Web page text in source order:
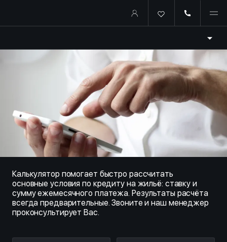
Купить квартиру в ипотеку
Калькулятор помогает быстро рассчитать
основные условия по кредиту на жильё: ставку и
сумму ежемесячного платежа. Результаты расчёта
всегда предварительные. Звоните и наш менеджер
проконсультирует Вас.